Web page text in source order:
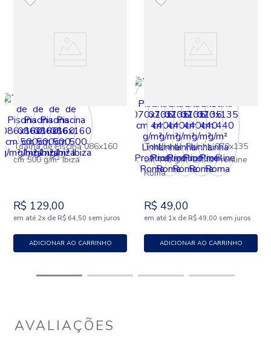
Toalha de Piscina 086x160
cm 500 g/m² Ibiza
R$ 129,00
em até 2x de R$ 64,50 sem juros
ADICIONAR AO CARRINHO
Toalha de Piscina 070x135
cm 440 g/m² Linha Profiline
Roma
R$ 49,00
em até 1x de R$ 49,00 sem juros
ADICIONAR AO CARRINHO
AVALIAÇÕES